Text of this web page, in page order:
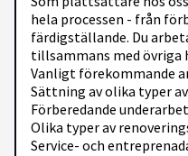
hela processen - från
färdigställande. Du
tillsammans med övriga
Vanligt förekommande
Sättning av olika typer
Förberedande
Olika typer av
Service- och